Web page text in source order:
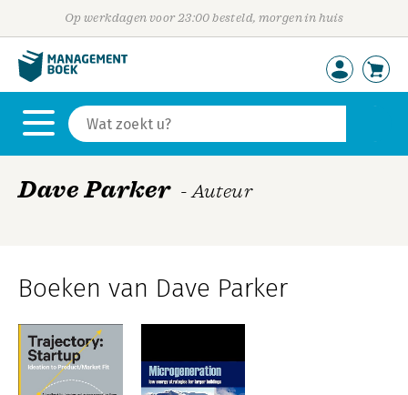
Op werkdagen voor 23:00 besteld, morgen in huis
Dave Parker - Auteur
Boeken van Dave Parker